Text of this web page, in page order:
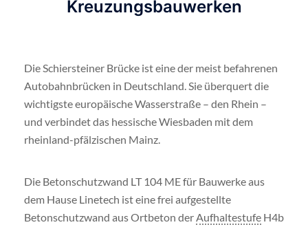
Kreuzungsbauwerken
Die Schiersteiner Brücke ist eine der meist befahrenen
Autobahnbrücken in Deutschland. Sie überquert die
wichtigste europäische Wasserstraße – den Rhein –
und verbindet das hessische Wiesbaden mit dem
rheinland-pfälzischen Mainz.
Die Betonschutzwand LT 104 ME für Bauwerke aus
dem Hause Linetech ist eine frei aufgestellte
Betonschutzwand aus Ortbeton derAufhaltestufe H4b